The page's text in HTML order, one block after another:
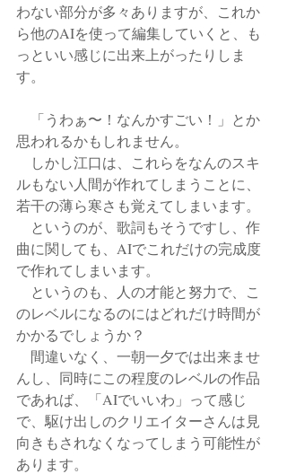
わない部分が多々ありますが、これか
ら他のAIを使って編集していくと、も
っといい感じに出来上がったりしま
す。
「うわぁ〜！なんかすごい！」とか
思われるかもしれません。
しかし江口は、これらをなんのスキ
ルもない人間が作れてしまうことに、
若干の薄ら寒さも覚えてしまいます。
というのが、歌詞もそうですし、作
曲に関しても、AIでこれだけの完成度
で作れてしまいます。
というのも、人の才能と努力で、こ
のレベルになるのにはどれだけ時間が
かかるでしょうか？
間違いなく、一朝一夕では出来ませ
んし、同時にこの程度のレベルの作品
であれば、「AIでいいわ」って感じ
で、駆け出しのクリエイターさんは見
向きもされなくなってしまう可能性が
あります。